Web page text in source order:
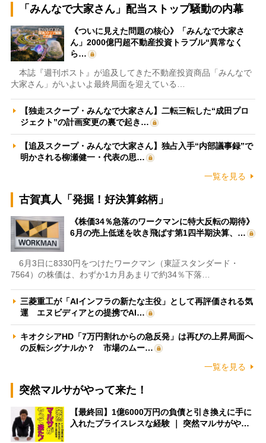
「みんなで大家さん」配当ストップ騒動の内幕
《ついに見えた問題の核心》「みんなで大家さ
ん」2000億円超不動産投資トラブル“異常なく
ら…
本誌『週刊ポスト』が追及してきた不動産投資商品「みんなで
大家さん」がいよいよ最終局面を迎えている…
【独走スクープ・みんなで大家さん】二転三転した“成田プロ
ジェクト”の計画変更の裏で起き…
【追及スクープ・みんなで大家さん】独占入手“内部議事録”で
明かされる柳瀬健一・代表の思…
一覧を見る
古賀真人「発掘！好決算銘柄」
《株価34％急落のワークマンに特大反転の期待》
6月の売上低迷を吹き飛ばす第1四半期決算、…
6月3日に8330円をつけたワークマン（東証スタンダード・
7564）の株価は、わずか1カ月あまりで約34％下落…
三菱重工が「AIインフラの新たな主役」として再評価される気
運 エヌビディアとの提携でAI…
キオクシアHD「7万円割れからの急反発」は再びの上昇局面へ
の反転シグナルか？ 市場のムー…
一覧を見る
突然マルサがやって来た！
【最終回】1億6000万円の負債と引き換えに手に
入れたプライスレスな経験 ｜ 突然マルサがや…